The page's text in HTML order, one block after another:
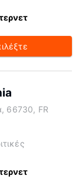
66730, FR